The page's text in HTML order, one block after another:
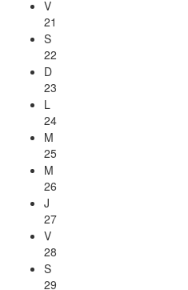
V
21
S
22
D
23
L
24
M
25
M
26
J
27
V
28
S
29